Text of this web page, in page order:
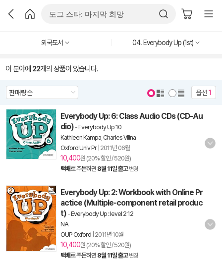
외국도서 04. Everybody Up (1st)
이 분야에 22개의 상품이 있습니다.
옵션1
Everybody Up: 6: Class Audio CDs (CD-Au
dio) -Everybody Up 10
Kathleen Kampa Charles Vilina
Oxford Univ Pr| 2011년 06월
10,400원 (20% 할인 / 520원)
택배로 주문하면 8월 11일 출고 변경
Everybody Up: 2: Workbook with Online Pr
actice (Multiple-component retail produc
t) -Everybody Up : level 2 12
NA
OUP Oxford 2011년 10월
10,400원 (20% 할인 / 520원)
택배로 주문하면 8월 11일 출고 변경